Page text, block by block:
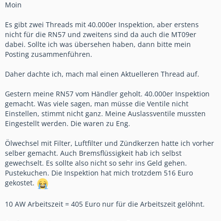
Moin
Es gibt zwei Threads mit 40.000er Inspektion, aber erstens
nicht für die RN57 und zweitens sind da auch die MT09er
dabei. Sollte ich was übersehen haben, dann bitte mein
Posting zusammenführen.
Daher dachte ich, mach mal einen Aktuelleren Thread auf.
Gestern meine RN57 vom Händler geholt. 40.000er Inspektion
gemacht. Was viele sagen, man müsse die Ventile nicht
Einstellen, stimmt nicht ganz. Meine Auslassventile mussten
Eingestellt werden. Die waren zu Eng.
Ölwechsel mit Filter, Luftfilter und Zündkerzen hatte ich vorher
selber gemacht. Auch Bremsflüssigkeit hab ich selbst
gewechselt. Es sollte also nicht so sehr ins Geld gehen.
Pustekuchen. Die Inspektion hat mich trotzdem 516 Euro
gekostet.
10 AW Arbeitszeit = 405 Euro nur für die Arbeitszeit gelöhnt.